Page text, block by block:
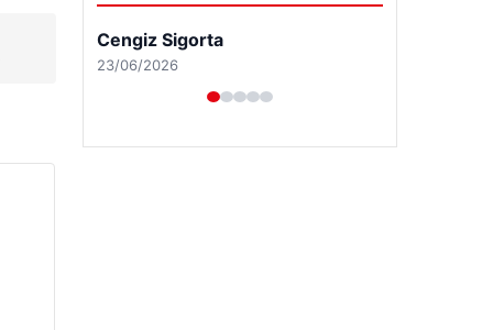
Cengiz Sigorta
23/06/2026